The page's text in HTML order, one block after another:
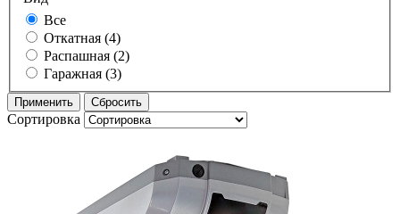
Все
Откатная (4)
Распашная (2)
Гаражная (3)
Сортировка